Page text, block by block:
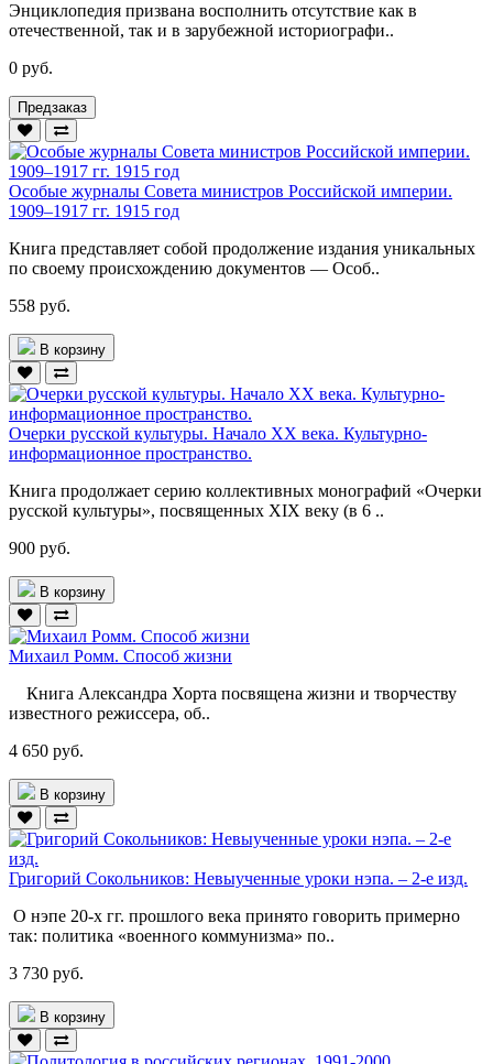
Энциклопедия призвана восполнить отсутствие как в
отечественной, так и в зарубежной историографи..
0 руб.
Предзаказ
Особые журналы Совета министров Российской империи.
1909–1917 гг. 1915 год
Книга представляет собой продолжение издания уникальных
по своему происхождению документов — Особ..
558 руб.
В корзину
Очерки русской культуры. Начало XX века. Культурно-
информационное пространство.
Книга продолжает серию коллективных монографий «Очерки
русской культуры», посвященных XIX веку (в 6 ..
900 руб.
В корзину
Михаил Ромм. Способ жизни
Книга Александра Хорта посвящена жизни и творчеству
известного режиссера, об..
4 650 руб.
В корзину
Григорий Сокольников: Невыученные уроки нэпа. – 2-е изд.
О нэпе 20-х гг. прошлого века принято говорить примерно
так: политика «военного коммунизма» по..
3 730 руб.
В корзину